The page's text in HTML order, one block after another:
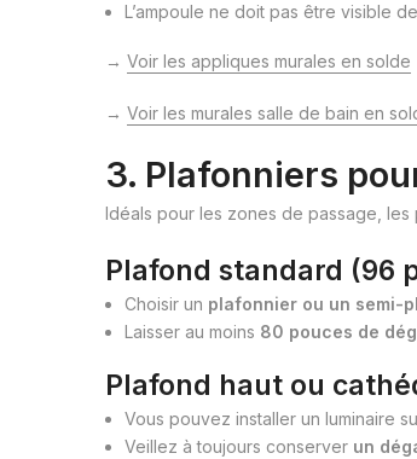
L’ampoule ne doit pas être visible
→ Voir les appliques murales en solde
→ Voir les murales salle de bain en
3. Plafonniers
Idéals pour les zones de passage,
Plafond standard (96
Choisir un plafonnier ou un semi-
Laisser au moins 80 pouces de
Plafond haut ou
Vous pouvez installer un luminaire
Veillez à toujours conserver un